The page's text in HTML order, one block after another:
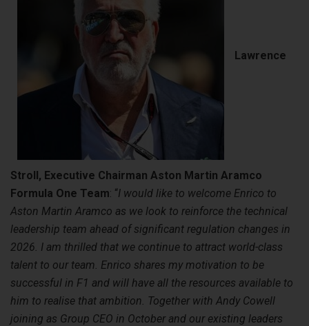
Lawrence
Stroll, Executive Chairman Aston Martin Aramco
Formula One Team: “I would like to welcome Enrico to
Aston Martin Aramco as we look to reinforce the technical
leadership team ahead of significant regulation changes in
2026. I am thrilled that we continue to attract world-class
talent to our team. Enrico shares my motivation to be
successful in F1 and will have all the resources available to
him to realise that ambition. Together with Andy Cowell
joining as Group CEO in October and our existing leaders